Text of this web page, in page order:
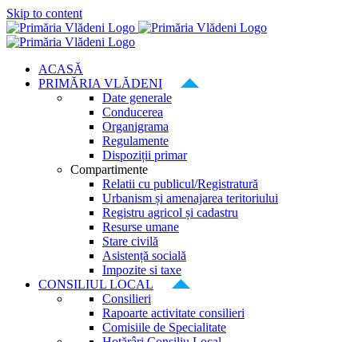
Skip to content
ACASĂ
PRIMĂRIA VLĂDENI
Date generale
Conducerea
Organigrama
Regulamente
Dispoziții primar
Compartimente
Relatii cu publicul/Registratură
Urbanism și amenajarea teritoriului
Registru agricol și cadastru
Resurse umane
Stare civilă
Asistență socială
Impozite si taxe
CONSILIUL LOCAL
Consilieri
Rapoarte activitate consilieri
Comisiile de Specialitate